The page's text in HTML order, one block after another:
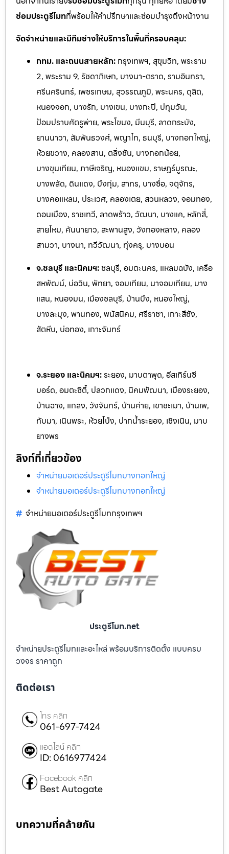
ซ่อมประตูรีโมทที่พร้อมให้คำปรึกษาและซ่อมบำรุงถึงหน้างาน
จัดจำหน่ายและมีทีมช่างให้บริการในพื้นที่ครอบคลุม:
กทม. และถนนสายหลัก: กรุงเทพฯ, สุขุมวิท, พระราม
2, พระราม 9, รัชดาภิเษก, บางนา-ตราด, รามอินทรา,
ศรีนครินทร์, เพชรเกษม, สุวรรณภูมิ, พระนคร, ดุสิต,
หนองจอก, บางรัก, บางเขน, บางกะปิ, ปทุมวัน,
ป้อมปราบศัตรูพ่าย, พระโขนง, มีนบุรี, ลาดกระบัง,
ยานนาวา, สัมพันธวงศ์, พญาไท, ธนบุรี, บางกอกใหญ่,
ห้วยขวาง, คลองสาน, ตลิ่งชัน, บางกอกน้อย,
บางขุนเทียน, ภาษีเจริญ, หนองแขม, ราษฎร์บูรณะ,
บางพลัด, ดินแดง, บึงกุ่ม, สาทร, บางซื่อ, จตุจักร,
บางคอแหลม, ประเวศ, คลองเตย, สวนหลวง, จอมทอง,
ดอนเมือง, ราชเทวี, ลาดพร้าว, วัฒนา, บางแค, หลักสี่,
สายไหม, คันนายาว, สะพานสูง, วังทองหลาง, คลอง
สามวา, บางนา, ทวีวัฒนา, ทุ่งครุ, บางบอน
จ.ชลบุรี และนิคมฯ: ชลบุรี, อมตะนคร, แหลมฉบัง, เครือ
สหพัฒน์, บ่อวิน, พัทยา, จอมเทียน, นาจอมเทียน, บาง
แสน, หนองมน, เมืองชลบุรี, บ้านบึง, หนองใหญ่,
บางละมุง, พานทอง, พนัสนิคม, ศรีราชา, เกาะสีชัง,
สัตหีบ, บ่อทอง, เกาะจันทร์
จ.ระยอง และนิคมฯ:ระยอง, มาบตาพุด, อีสเทิร์นซี
บอร์ด, อมตะซิตี้, ปลวกแดง, นิคมพัฒนา, เมืองระยอง,
บ้านฉาง, แกลง, วังจันทร์, บ้านค่าย, เขาชะเมา, บ้านเพ,
ทับมา, เนินพระ, ห้วยโป่ง, ปากน้ำระยอง, เชิงเนิน, มาบ
ยางพร
ลิงก์ที่เกี่ยวข้อง
จำหน่ายมอเตอร์ประตูรีโมทบางกอกใหญ่
จำหน่ายมอเตอร์ประตูรีโมทบางกอกใหญ่
จำหน่ายมอเตอร์ประตูรีโมทกรุงเทพฯ
ประตูรีโมท.net
จำหน่ายประตูรีโมทและอะไหล่ พร้อมบริการติดตั้ง แบบครบ
วงจร ราคาถูก
ติดต่อเรา
โทร คลิก
061-697-7424
แอดไลน์ คลิก
ID: 0616977424
Facebook คลิก
Best Autogate
บทความที่คล้ายกัน